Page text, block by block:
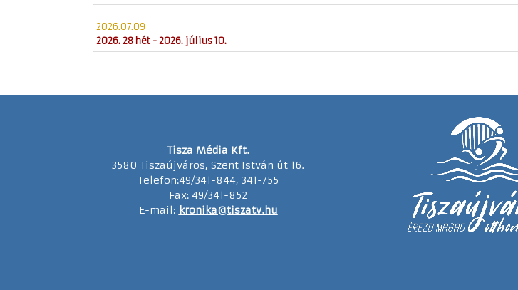
2026.07.09
2026. 28 hét - 2026. július 10.
Tisza Média Kft.
3580 Tiszaújváros, Szent István út 16.
Telefon:49/341-844, 341-755
Fax: 49/341-852
E-mail: kronika@tiszatv.hu